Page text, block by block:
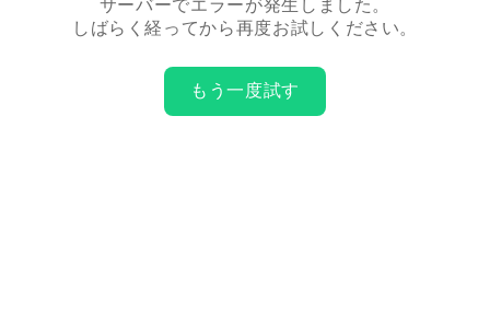
サーバーでエラーが発生しました。
しばらく経ってから再度お試しください。
もう一度試す